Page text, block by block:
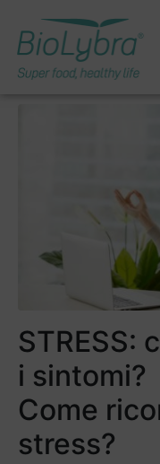
COME
STRESS
STRESS:
i sintomi?
Come
stress?